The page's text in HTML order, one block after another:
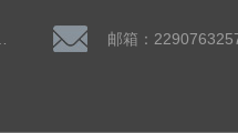
邮箱：